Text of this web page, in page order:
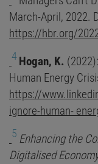
March-April, 2022.
https://hbr.org/
4 Hogan, K.
Human Energy
https://
ignore-human-
5 Enhancing the
Digitalised